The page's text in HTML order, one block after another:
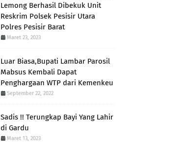
Lemong Berhasil Dibekuk Unit
Reskrim Polsek Pesisir Utara
Polres Pesisir Barat
Maret 23, 2023
Luar Biasa,Bupati Lambar Parosil
Mabsus Kembali Dapat
Penghargaan WTP dari Kemenkeu
September 22, 2022
Sadis !! Terungkap Bayi Yang Lahir
di Gardu
Maret 13, 2023